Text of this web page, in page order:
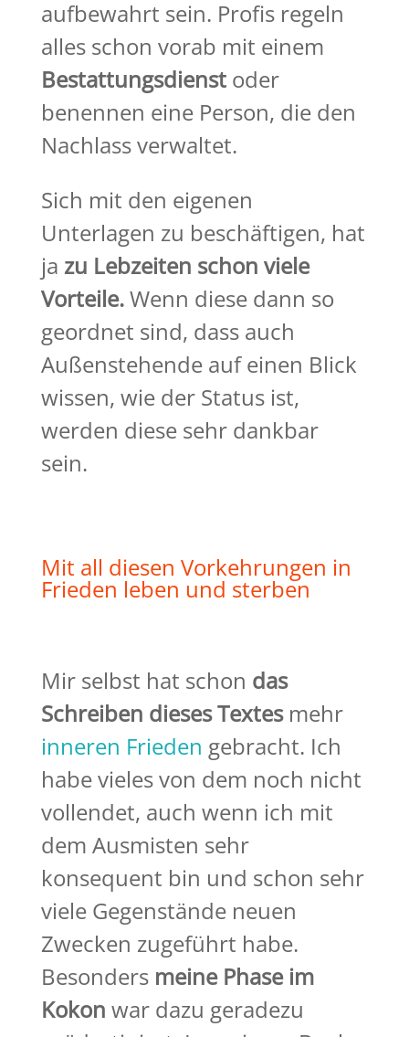
aufbewahrt sein. Profis regeln
alles schon vorab mit einem
Bestattungsdienstoder
benennen eine Person, die den
Nachlass verwaltet.
Sich mit den eigenen
Unterlagen zu beschäftigen, hat
ja zu Lebzeiten schon viele
Vorteile.Wenn diese dann so
geordnet sind, dass auch
Außenstehende auf einen Blick
wissen, wie der Status ist,
werden diese sehr dankbar
sein.
Mit all diesen Vorkehrungen in
Frieden leben und sterben
Mir selbst hat schon das
Schreiben dieses Textesmehr
inneren Frieden gebracht. Ich
habe vieles von dem noch nicht
vollendet, auch wenn ich mit
dem Ausmisten sehr
konsequent bin und schon sehr
viele Gegenstände neuen
Zwecken zugeführt habe.
Besonders meine Phase im
Kokon war dazu geradezu